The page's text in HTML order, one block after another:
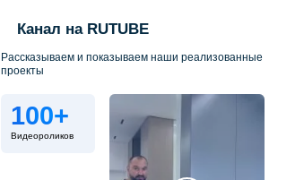
Канал на RUTUBE
Рассказываем и показываем наши реализованные
проекты
100+
Видеороликов